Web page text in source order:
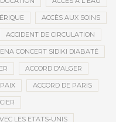
ACCÈS AUX SOINS
ACCIDENT DE CIRCULATION
CONCERT SIDIKI DIABATÉ
ACCORD D'ALGER
ACCORD DE PARIS
LES ETATS-UNIS